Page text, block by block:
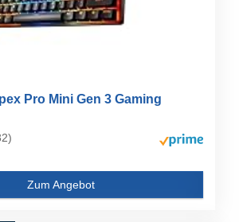
Pro Mini Gen 3 Gaming
Zum Angebot